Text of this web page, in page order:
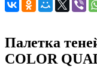
Палетка
COLOR